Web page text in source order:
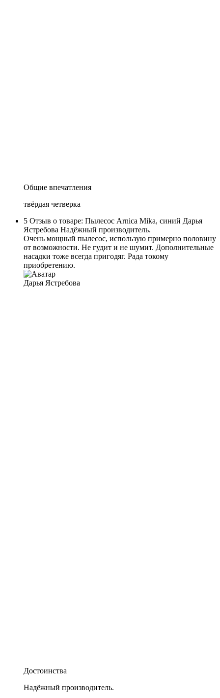
Общие впечатления
твёрдая четверка
5 Отзыв о товаре: Пылесос Arnica Mika, синий Дарья
Ястребова Надёжный производитель.
Очень мощный пылесос, использую примерно половину
от возможности. Не гудит и не шумит. Дополнительные
насадки тоже всегда пригодяг. Рада токому
приобретению.
Дарья Ястребова
Достоинства
Надёжный производитель.